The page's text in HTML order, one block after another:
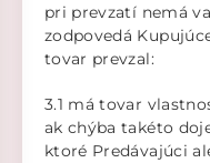
pri prevzatí nemá
zodpovedá
tovar prevzal:
3.1 má tovar
ak chýba takéto
ktoré Predávajúci